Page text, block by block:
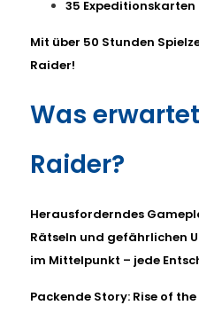
35 Expeditionskarten
Mit über 50 Stunden
Raider!
Was
Raider?
Herausforderndes
Rätseln und gefährlichen
im Mittelpunkt – jede
Packende Story: Rise of